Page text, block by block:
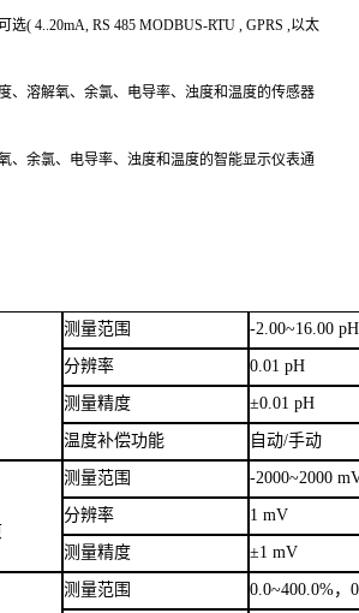
染,无废液
传感器进行自动补偿
选 ( 4..20mA, RS 485 MODBUS-RTU , GPRS ,以太
、溶解氧、余氯、电导率、浊度和温度的传感器
测量范围 -2.00~16.00 pH
分辨率 0.01 pH
测量精度 ±0.01 pH
温度补偿功能 自动/
测量范围 -2000~
分辨率 1 mV